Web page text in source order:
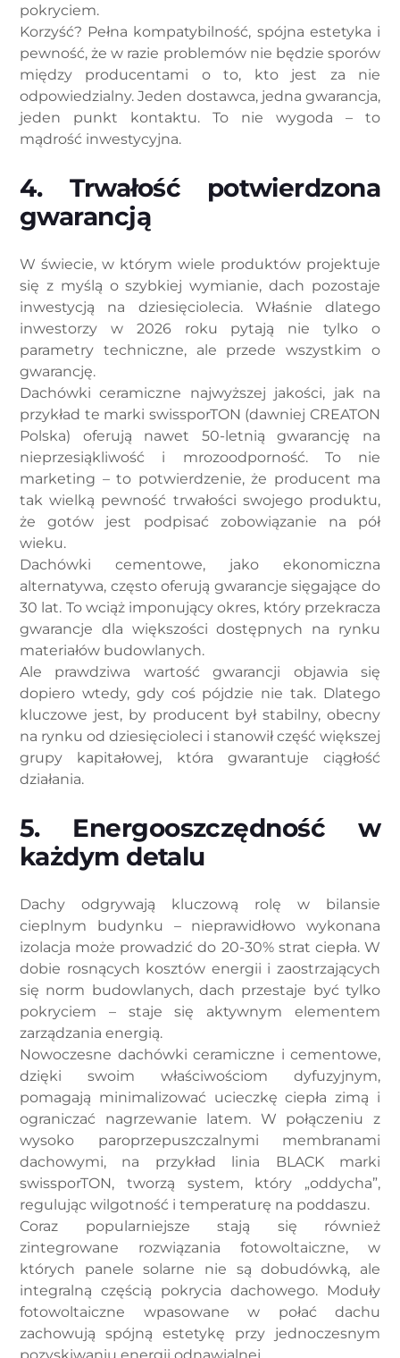
pokryciem.
Korzyść? Pełna kompatybilność, spójna estetyka i
pewność, że w razie problemów nie będzie sporów
między producentami o to, kto jest za nie
odpowiedzialny. Jeden dostawca, jedna gwarancja,
jeden punkt kontaktu. To nie wygoda – to
mądrość inwestycyjna.
4. Trwałość potwierdzona
gwarancją
W świecie, w którym wiele produktów projektuje
się z myślą o szybkiej wymianie, dach pozostaje
inwestycją na dziesięciolecia. Właśnie dlatego
inwestorzy w 2026 roku pytają nie tylko o
parametry techniczne, ale przede wszystkim o
gwarancję.
Dachówki ceramiczne najwyższej jakości, jak na
przykład te marki swissporTON (dawniej CREATON
Polska) oferują nawet 50-letnią gwarancję na
nieprzesiąkliwość i mrozoodporność. To nie
marketing – to potwierdzenie, że producent ma
tak wielką pewność trwałości swojego produktu,
że gotów jest podpisać zobowiązanie na pół
wieku.
Dachówki cementowe, jako ekonomiczna
alternatywa, często oferują gwarancje sięgające do
30 lat. To wciąż imponujący okres, który przekracza
gwarancje dla większości dostępnych na rynku
materiałów budowlanych.
Ale prawdziwa wartość gwarancji objawia się
dopiero wtedy, gdy coś pójdzie nie tak. Dlatego
kluczowe jest, by producent był stabilny, obecny
na rynku od dziesięcioleci i stanowił część większej
grupy kapitałowej, która gwarantuje ciągłość
działania.
5. Energooszczędność w
każdym detalu
Dachy odgrywają kluczową rolę w bilansie
cieplnym budynku – nieprawidłowo wykonana
izolacja może prowadzić do 20-30% strat ciepła. W
dobie rosnących kosztów energii i zaostrzających
się norm budowlanych, dach przestaje być tylko
pokryciem – staje się aktywnym elementem
zarządzania energią.
Nowoczesne dachówki ceramiczne i cementowe,
dzięki swoim właściwościom dyfuzyjnym,
pomagają minimalizować ucieczkę ciepła zimą i
ograniczać nagrzewanie latem. W połączeniu z
wysoko paroprzepuszczalnymi membranami
dachowymi, na przykład linia BLACK marki
swissporTON, tworzą system, który „oddycha”,
regulując wilgotność i temperaturę na poddaszu.
Coraz popularniejsze stają się również
zintegrowane rozwiązania fotowoltaiczne, w
których panele solarne nie są dobudówką, ale
integralną częścią pokrycia dachowego. Moduły
fotowoltaiczne wpasowane w połać dachu
zachowują spójną estetykę przy jednoczesnym